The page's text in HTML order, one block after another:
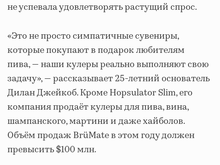
не успевала удовлетворять растущий спрос.
«Это не просто симпатичные сувениры,
которые покупают в подарок любителям
пива, — наши кулеры реально выполняют свою
задачу», — рассказывает 25-летний основатель
Дилан Джейкоб. Кроме Hopsulator Slim, его
компания продаёт кулеры для пива, вина,
шампанского, мартини и даже хайболов.
Объём продаж BrüMate в этом году должен
превысить $100 млн.